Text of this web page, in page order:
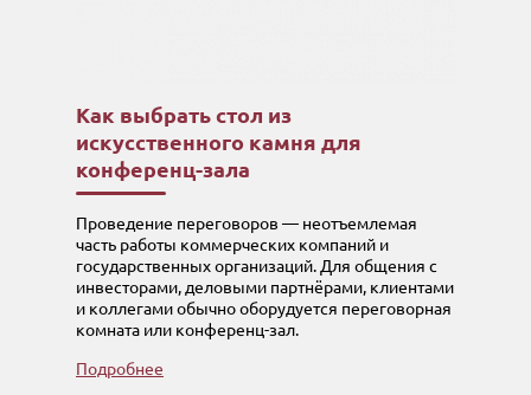
Как выбрать стол из
искусственного камня для
конференц-зала
Проведение переговоров — неотъемлемая
часть работы коммерческих компаний и
государственных организаций. Для общения с
инвесторами, деловыми партнёрами, клиентами
и коллегами обычно оборудуется переговорная
комната или конференц-зал.
Подробнее